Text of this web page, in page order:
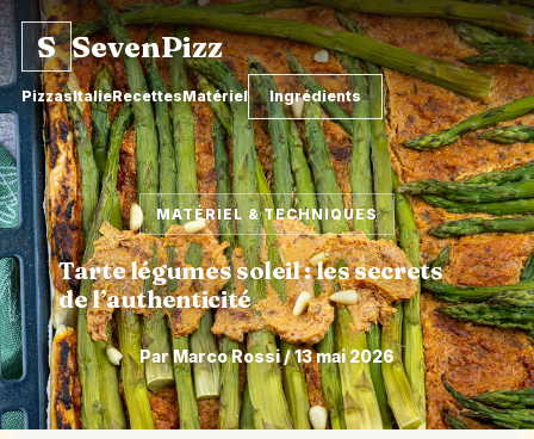
S SevenPizz
PizzasItalieRecettesMatériel Ingrédients
MATÉRIEL & TECHNIQUES
Tarte légumes soleil : les secrets
de l’authenticité
Par Marco Rossi / 13 mai 2026